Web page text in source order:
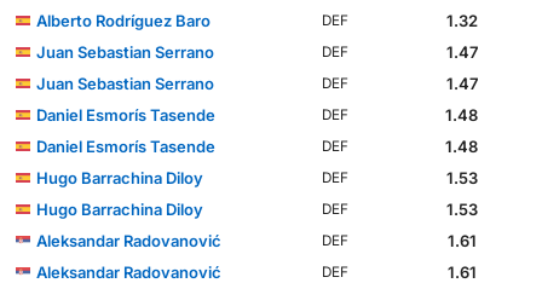
Alberto Rodríguez Baro
DEF
1.32
Juan Sebastian Serrano
DEF
1.47
Juan Sebastian Serrano
DEF
1.47
Daniel Esmorís Tasende
DEF
1.48
Daniel Esmorís Tasende
DEF
1.48
Hugo Barrachina Diloy
DEF
1.53
Hugo Barrachina Diloy
DEF
1.53
Aleksandar Radovanović
DEF
1.61
Aleksandar Radovanović
DEF 1.61